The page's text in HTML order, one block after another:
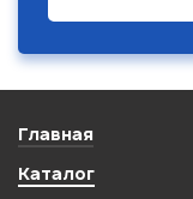
Главная
Каталог